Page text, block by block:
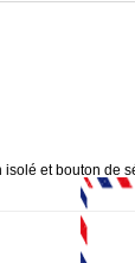
et bouton de